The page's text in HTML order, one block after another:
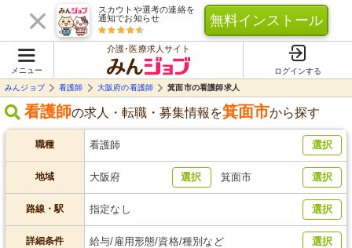
スカウトや選考の連絡を
通知でお知らせ
無料インストール
メニュー
介護･医療求人サイト
ログインする
みんジョブ
看護師 大阪府の看護師 箕面市の看護師求人
看護師の求人・転職・募集情報を箕面市から探す
職種 看護師 選択
地域 大阪府 選択 箕面市 選択
路線・駅 指定なし 選択
詳細条件 給与/雇用形態/資格/種別など 選択